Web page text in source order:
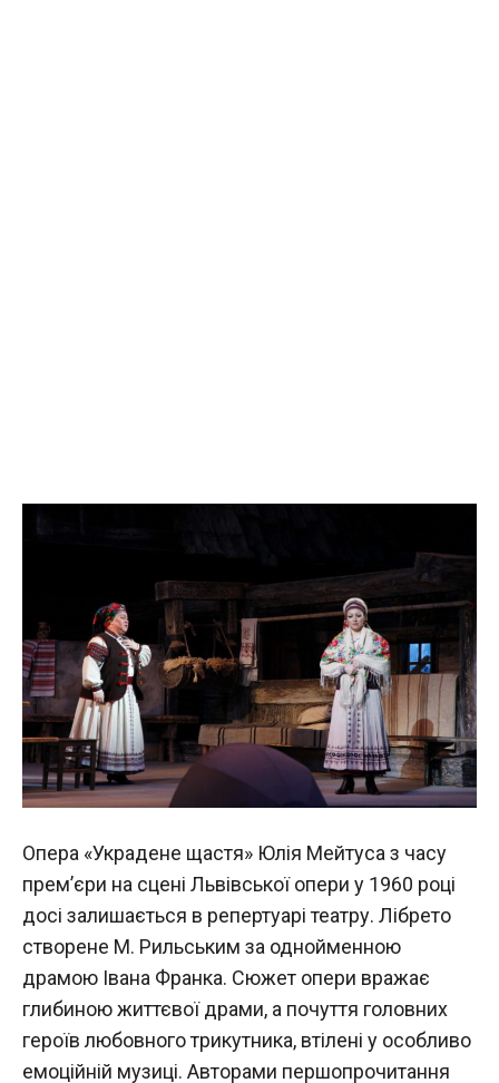
Опера «Украдене щастя» Юлія Мейтуса з часу
прем’єри на сцені Львівської опери у 1960 році
досі залишається в репертуарі театру. Лібрето
створене М. Рильським за однойменною
драмою Івана Франка. Сюжет опери вражає
глибиною життєвої драми, а почуття головних
героїв любовного трикутника, втілені у особливо
емоційній музиці. Авторами першопрочитання